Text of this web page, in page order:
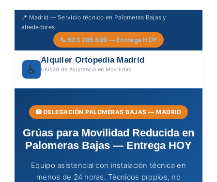
Skip
📍 Madrid — Servicio técnico en Palomeras Bajas y
alrededores
📞 623 285 899 — Entrega HOY
♿
Alquiler Ortopedia Madrid
Unidad de Asistencia en Movilidad
🏥 DELEGACIÓN PALOMERAS BAJAS — MADRID
Grúas para Movilidad Reducida en
Palomeras Bajas — Entrega HOY
Equipo asistencial con instalación técnica en
menos de 24 horas. Técnicos propios, no